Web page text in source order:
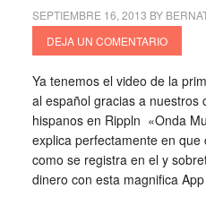
SEPTIEMBRE 16, 2013 BY
DEJA UN COMENTARIO
Ya tenemos el video de la
al español gracias a nuestros
hispanos en Rippln «Onda
explica perfectamente en
como se registra en el y
dinero con esta magnifica